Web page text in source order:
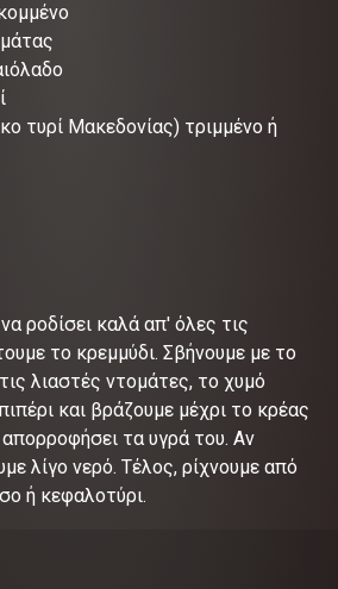
τυρί Μακεδονίας) τριμμένο ή
ροδίσει καλά απ' όλες τις
το κρεμμύδι. Σβήνουμε με το
λιαστές ντομάτες, το χυμό
και βράζουμε μέχρι το κρέας
τα υγρά του. Αν
λίγο νερό. Τέλος, ρίχνουμε από
ή κεφαλοτύρι.